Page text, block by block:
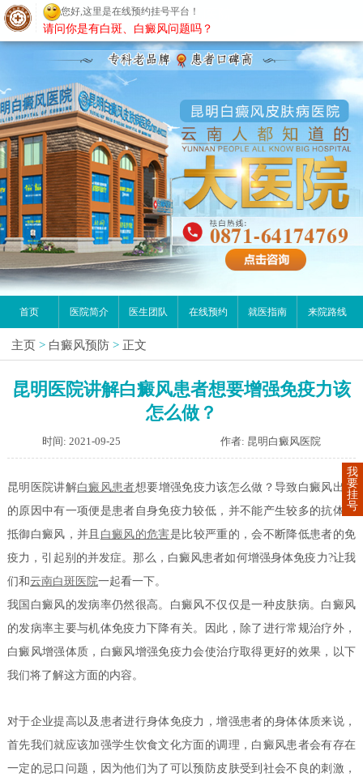
昆明白癜风医院
首页 医院简介 医生团队 在线预约 就医指南 来院路线
主页 > 白癜风预防 > 正文
昆明医院讲解白癜风患者想要增强免疫力该
怎么做？
时间: 2021-09-25 作者: 昆明白癜风医院
昆明医院讲解白癜风患者想要增强免疫力该怎么做？导致白癜风出现
的原因中有一项便是患者自身免疫力较低，并不能产生较多的抗体去
抵御白癜风，并且 白癜风的危害是比较严重的，会不断降低患者的免
疫力，引起别的并发症。那么，白癜风患者如何增强身体免疫力?让我
们和云南白斑医院一起看一下。
我国白癜风的发病率仍然很高。白癜风不仅仅是一种皮肤病。白癜风
的发病率主要与机体免疫力下降有关。因此，除了进行常规治疗外，
白癜风增强体质，白癜风增强免疫力会使治疗取得更好的效果，以下
我们将了解这方面的内容。
对于企业提高以及患者进行身体免疫力，增强患者的身体体质来说，
首先我们就应该加强学生饮食文化方面的调理，白癜风患者会有存在
一定的忌口问题，因为他们为了可以预防皮肤受到社会不良的刺激，
我
要
挂
号
您好,这里是在线预约挂号平台！
请问你是有白斑、白癜风问题吗？